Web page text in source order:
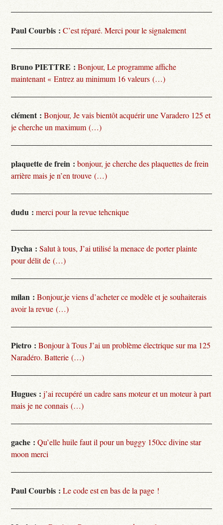
Paul Courbis : C’est réparé. Merci pour le signalement
Bruno PIETTRE : Bonjour, Le programme affiche
maintenant « Entrez au minimum 16 valeurs (…)
clément : Bonjour, Je vais bientôt acquérir une Varadero 125 et
je cherche un maximum (…)
plaquette de frein : bonjour, je cherche des plaquettes de frein
arrière mais je n’en trouve (…)
dudu : merci pour la revue tehcnique
Dycha : Salut à tous, J’ai utilisé la menace de porter plainte
pour délit de (…)
milan : Bonjour,je viens d’acheter ce modèle et je souhaiterais
avoir la revue (…)
Pietro : Bonjour à Tous J’ai un problème électrique sur ma 125
Naradéro. Batterie (…)
Hugues : j’ai recupéré un cadre sans moteur et un moteur à part
mais je ne connais (…)
gache : Qu’elle huile faut il pour un buggy 150cc divine star
moon merci
Paul Courbis : Le code est en bas de la page !